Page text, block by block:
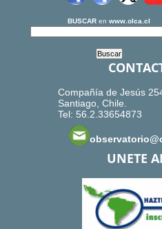
BUSCAR en www.olca.cl
Compañía de Jesús
Santiago, Chile.
Tel: 56.2.33654873
UNETE